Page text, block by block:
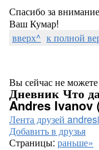
Спасибо за
Ваш Кумар!
вверх^ к полной
Вы сейчас не
Дневник Что
Andres Ivanov
Лента друзей
Добавить в друзья
Страницы: раньше»